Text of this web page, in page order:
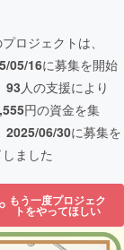
ロジェクトは、
05/16に募集を開始
93人の支援により
円の資金を集
2025/06/30に募集を
ました
もう一度プロジェク
トをやってほしい